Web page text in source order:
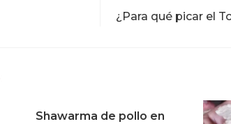
¿Para qué picar el
Shawarma de pollo en